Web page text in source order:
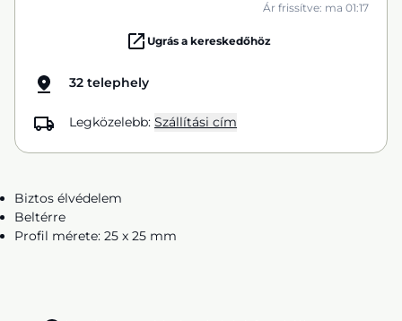
Ár frissítve: ma 01:17
Ugrás a kereskedőhöz
32 telephely
Legközelebb: Szállítási cím
Biztos élvédelem
Beltérre
Profil mérete: 25 x 25 mm